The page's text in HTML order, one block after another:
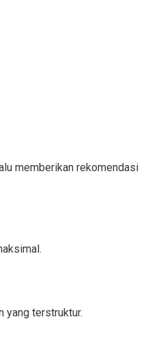
memberikan rekomendasi
yang terstruktur.